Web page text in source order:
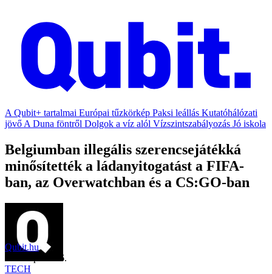
A Qubit+ tartalmai Európai tűzkörkép Paksi leállás Kutatóhálózati
jövő A Duna föntről Dolgok a víz alól Vízszintszabályozás Jó iskola
Belgiumban illegális szerencsejátékká
minősítették a ládanyitogatást a FIFA-
ban, az Overwatchban és a CS:GO-ban
Qubit.hu
2018. április 26.
TECH